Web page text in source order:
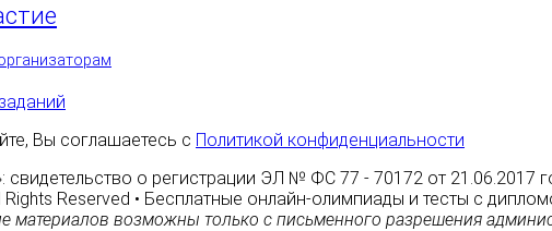
Вы соглашаетесь с Политикой конфиденциальности
свидетельство о регистрации ЭЛ № ФС 77 - 70172 от
Rights Reserved • Бесплатные онлайн-олимпиады и тесты с
материалов возможны только с письменного разрешения